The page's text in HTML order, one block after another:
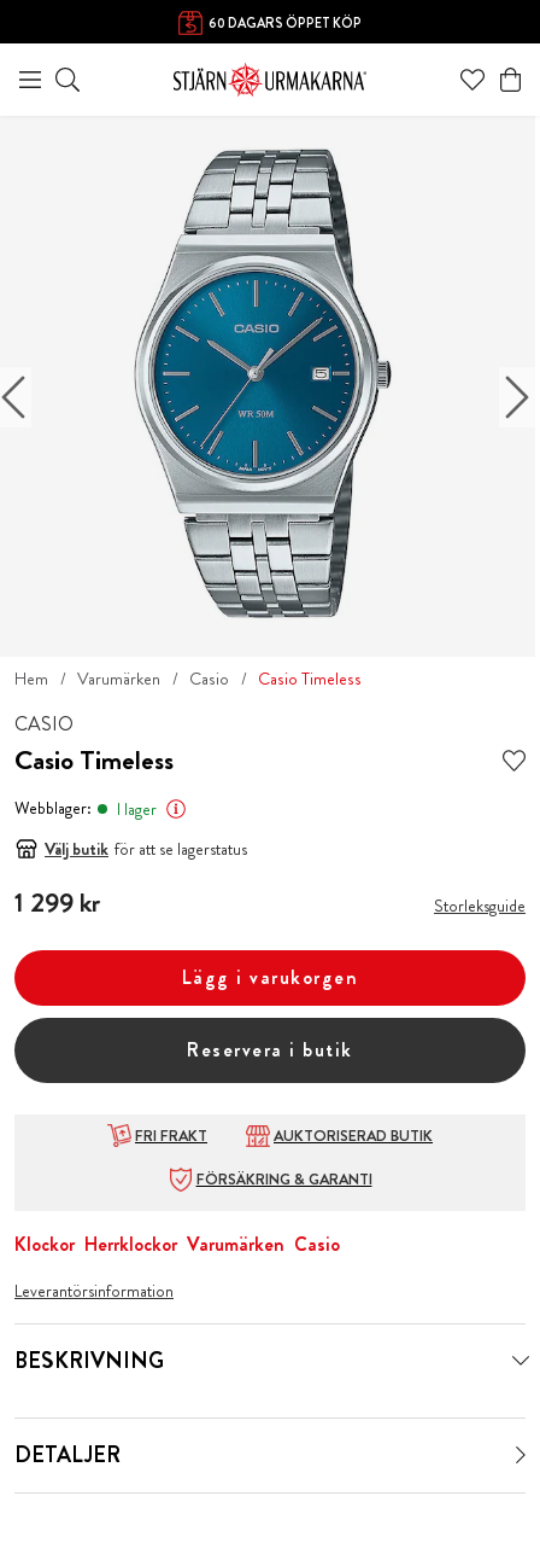
60 DAGARS ÖPPET KÖP
FRI FRAKT ÖVER 1000 KR
Hem Varumärken Casio Casio Timeless
CASIO
Casio Timeless
Webblager:
I lager
Välj butik för att se lagerstatus
Pris:1 299 kr
1 299 kr Storleksguide
Lägg i varukorgen
Reservera i butik
FRI FRAKT
AUKTORISERAD BUTIK
FÖRSÄKRING & GARANTI
Klockor Herrklockor Varumärken Casio
Leverantörsinformation
BESKRIVNING
DETALJER